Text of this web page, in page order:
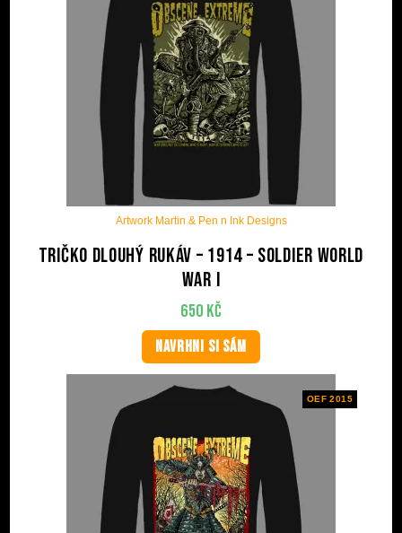
Artwork Martin & Pen n Ink Designs
Tričko dlouhý rukáv – 1914 – Soldier World
War I
650 Kč
NAVRHNI SI SÁM
OEF 2015